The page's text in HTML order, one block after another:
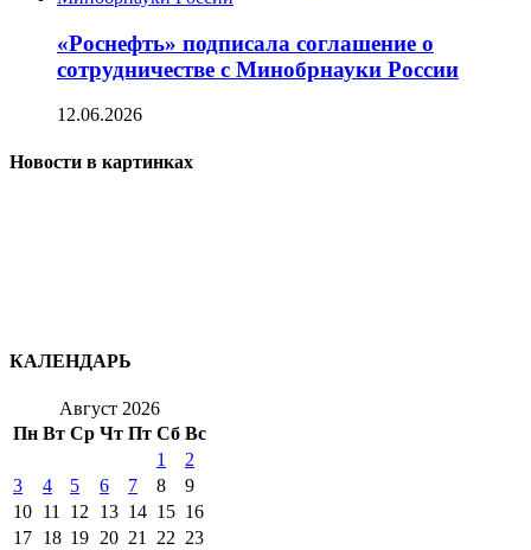
«Роснефть» подписала соглашение о
сотрудничестве с Минобрнауки России
12.06.2026
Новости в картинках
КАЛЕНДАРЬ
Август 2026
Пн Вт Ср Чт Пт Сб Вс
1
2
3
4 5 6 7 8
9
10 11 12 13 14 15 16
17 18 19 20 21 22 23